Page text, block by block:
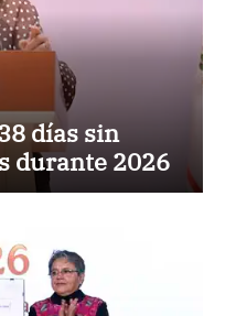
días sin
durante 2026